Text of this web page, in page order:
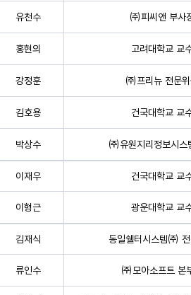
유천수 ㈜피씨앤 부사
홍현의 고려대학교 교
강정훈 ㈜프리뉴 전문
김호용 건국대학교 교
박상수 ㈜유원지리정보시스
이재우 건국대학교 교
이형근 광운대학교 교
김재식 동일쉘터시스템㈜
류인수 ㈜모아소프트 본